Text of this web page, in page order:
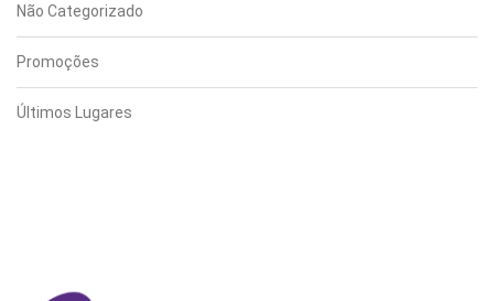
Não Categorizado
Promoções
Últimos Lugares